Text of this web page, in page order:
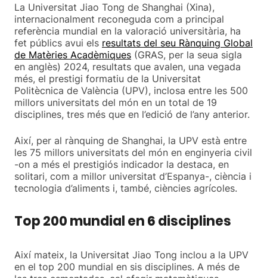
La Universitat Jiao Tong de Shanghai (Xina),
internacionalment reconeguda com a principal
referència mundial en la valoració universitària, ha
fet públics avui els resultats del seu Rànquing Global
de Matèries Acadèmiques (GRAS, per la seua sigla
en anglès) 2024, resultats que avalen, una vegada
més, el prestigi formatiu de la Universitat
Politècnica de València (UPV), inclosa entre les 500
millors universitats del món en un total de 19
disciplines, tres més que en l’edició de l’any anterior.
Així, per al rànquing de Shanghai, la UPV està entre
les 75 millors universitats del món en enginyeria civil
-on a més el prestigiós indicador la destaca, en
solitari, com a millor universitat d’Espanya-, ciència i
tecnologia d’aliments i, també, ciències agrícoles.
Top 200 mundial en 6 disciplines
Així mateix, la Universitat Jiao Tong inclou a la UPV
en el top 200 mundial en sis disciplines. A més de